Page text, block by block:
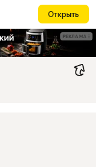
Открыть
РЕКЛАМА